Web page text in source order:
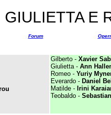
GIULIETTA E
Forum
Gilberto - Xavier
Giulietta - Ann
Romeo - Yuriy
Everardo - Daniel
Matilde - Irini
Teobaldo -